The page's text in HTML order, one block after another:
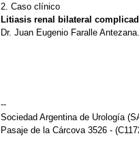
2. Caso clínico
Litiasis renal bilateral
Dr. Juan Eugenio Faralle
--
Sociedad Argentina de Urología
Pasaje de la Cárcova 3526 -